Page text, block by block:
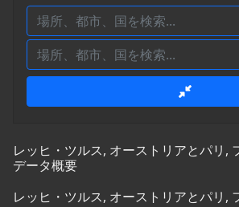
レッヒ・ツルス, オーストリアとパリ,
データ概要
レッヒ・ツルス, オーストリアとパリ,